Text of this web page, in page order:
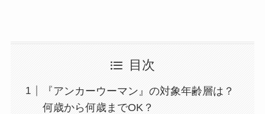
目次
『アンカーウーマン』の対象年齢層は？
何歳から何歳までOK？